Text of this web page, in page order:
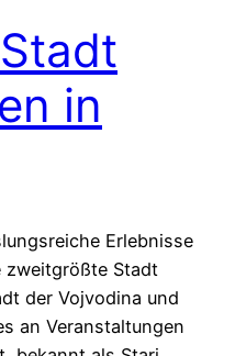
in
Erlebnisse
zweitgrößte Stadt
der Vojvodina und
an Veranstaltungen